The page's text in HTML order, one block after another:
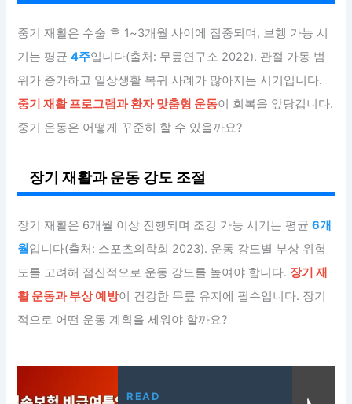
중기 재활은 수술 후 1~3개월 사이에 집중되며, 보행 가능 시
기는 평균4주입니다(출처: 무릎연구소 2022). 관절 가동 범
위가 증가하고 일상생활 복귀 사례가 많아지는 시기입니다.
중기 재활 프로그램과 환자 맞춤형 운동이 회복을 앞당깁니다.
중기 운동은 어떻게 꾸준히 할 수 있을까요?
장기 재활과 운동 강도 조절
장기 재활은 6개월 이상 진행되며 조깅 가능 시기는 평균6개
월입니다(출처: 스포츠의학회 2023). 운동 강도별 부상 위험
도를 고려해 점진적으로 운동 강도를 높여야 합니다. 장기 재
활 운동과 부상 예방이 건강한 무릎 유지에 필수입니다. 장기
적으로 어떤 운동 계획을 세워야 할까요?
READ